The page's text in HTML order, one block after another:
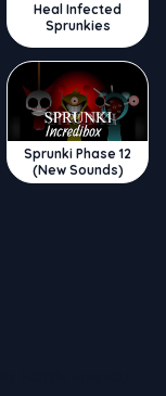
Heal Infected
Sprunkies
Sprunki Phase 12
(New Sounds)